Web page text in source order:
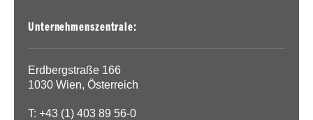
Unternehmenszentrale:
Erdbergstraße 166
1030 Wien, Österreich
T: +43 (1) 403 89 56-0